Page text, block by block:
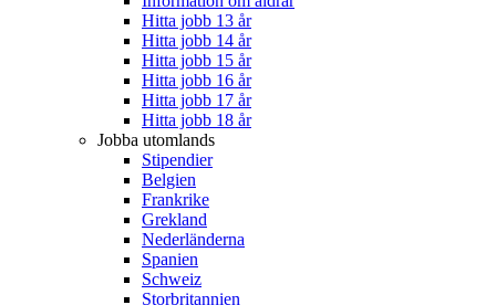
Hitta jobb 13 år
Hitta jobb 14 år
Hitta jobb 15 år
Hitta jobb 16 år
Hitta jobb 17 år
Hitta jobb 18 år
Jobba utomlands
Stipendier
Belgien
Frankrike
Grekland
Nederländerna
Spanien
Schweiz
Storbritannien